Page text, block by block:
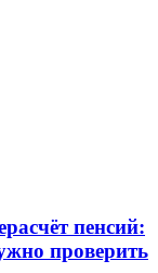
пенсий:
проверить